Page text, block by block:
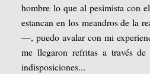
hombre lo que al pesimista con
estancan en los meandros de la
—, puedo avalar con mi
me llegaron refritas a través
indisposiciones...